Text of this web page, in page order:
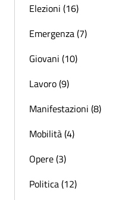
Elezioni (16)
Emergenza (7)
Giovani (10)
Lavoro (9)
Manifestazioni (8)
Mobilità (4)
Opere (3)
Politica (12)